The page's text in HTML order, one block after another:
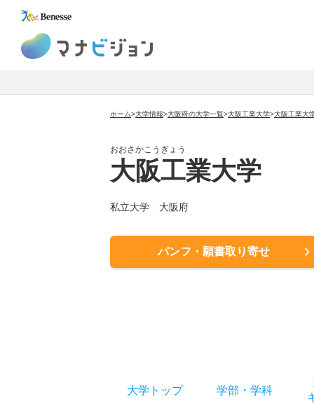
ホーム>大学情報>大阪府の大学一覧>大阪工業大学>大阪工業大
おおさかこうぎょう
大阪工業大学
私立大学 大阪府
パンフ・願書取り寄せ
大学トップ 学部 ・ 学科